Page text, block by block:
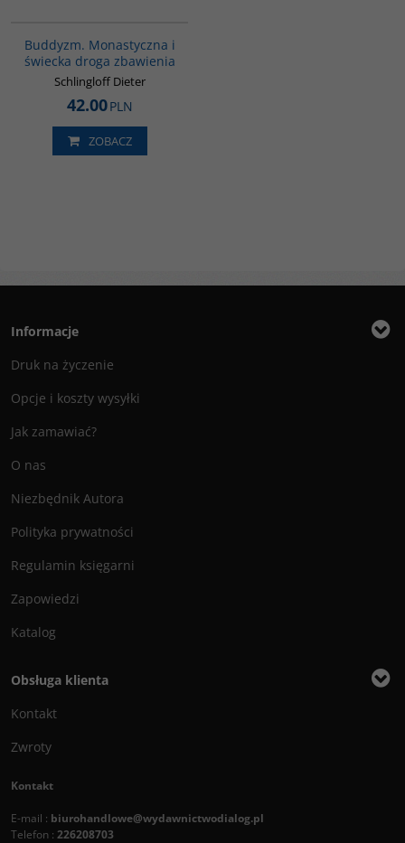
Buddyzm. Monastyczna i
świecka droga zbawienia
Schlingloff Dieter
42.00PLN
ZOBACZ
Informacje
Druk na życzenie
Opcje i koszty wysyłki
Jak zamawiać?
O nas
Niezbędnik Autora
Polityka prywatności
Regulamin księgarni
Zapowiedzi
Katalog
Obsługa klienta
Kontakt
Zwroty
Kontakt
E-mail : biurohandlowe@wydawnictwodialog.pl
Telefon : 226208703